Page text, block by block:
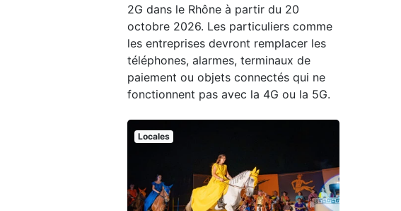
2G dans le Rhône à partir du 20
octobre 2026. Les particuliers comme
les entreprises devront remplacer les
téléphones, alarmes, terminaux de
paiement ou objets connectés qui ne
fonctionnent pas avec la 4G ou la 5G.
Locales